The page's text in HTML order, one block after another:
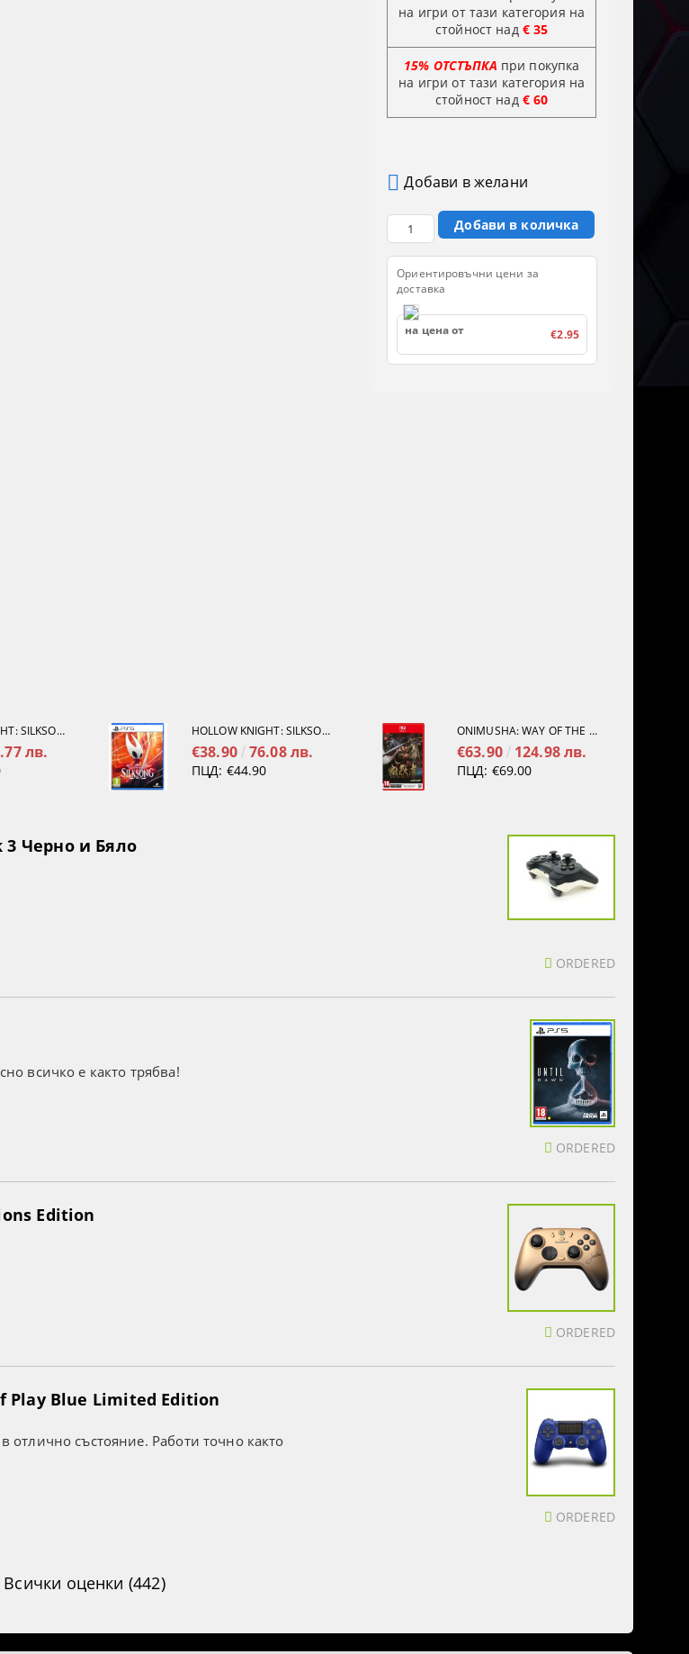
на игри от тази категория на
стойност над € 35
15% ОТСТЪПКА при покупка
на игри от тази категория на
стойност над € 60
Добави в желани
Ориентировъчни цени за
доставка
на цена от €2.95
HOLLOW KNIGHT: SILKSONG [NINTENDO SWITCH 2]
лв.
HOLLOW KNIGHT: SILKSONG [PS5]
€38.90 76.08 лв.
ПЦД: €44.90
ONIMUSHA: WAY OF THE SWORD [NINTENDO SWITCH 2]
€63.90 124.98 лв.
ПЦД: €69.00
3 Черно и Бяло
ORDERED
всичко е както трябва!
ORDERED
Edition
ORDERED
Play Blue Limited Edition
отлично състояние. Работи точно както
ORDERED
Всички оценки (442)